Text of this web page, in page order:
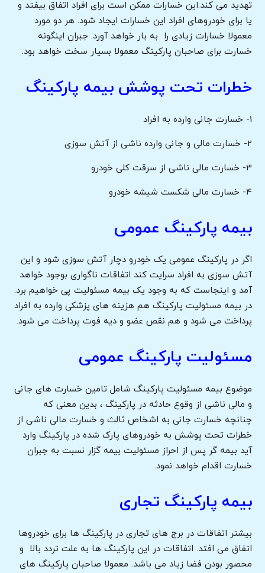
تهدید می کند.این خسارات ممکن است برای افراد اتفاق بیفتد و
یا برای خودروهای افراد این خسارات ایجاد شود. هر دو مورد
معمولا خسارات زیادی را به بار خواهد آورد. جبران اینگونه
خسارت برای صاحبان پارکینگ معمولا بسیار سخت خواهد بود.
خطرات تحت پوشش بیمه پارکینگ
1- خسارت جانی وارده به افراد
2- خسارت مالی و جانی وارده ناشی از آتش سوزی
3- خسارت مالی ناشی از سرقت کلی خودرو
4- خسارت مالی شکست شیشه خودرو
بیمه پارکینگ عمومی
اگر در پارکینگ عمومی یک خودرو دچار آتش سوزی شود و این
آتش سوزی به افراد سرایت کند اتفاقات ناگواری بوجود خواهد
آمد و اینجاست که به وجود یک بیمه مسئولیت پی خواهیم برد.
در بیمه مسئولیت پارکینگ هم هزینه های پزشکی وارده به افراد
پرداخت می شود و هم نقص عضو و دیه فوت پرداخت می شود.
مسئولیت پارکینگ عمومی
موضوع بیمه مسئولیت پارکینگ شامل تامین خسارت های جانی
و مالی ناشی از وقوع حادثه در پارکینگ ، بدین معنی که
چنانچه خسارت جانی به اشخاص ثالث و خسارت مالی ناشی از
خطرات تحت پوشش به خودروهای پارک شده در پارکینگ وارد
آید بیمه گر پس از احراز مسئولیت بیمه گزار نسبت به جبران
خسارت اقدام خواهد نمود.
بیمه پارکینگ تجاری
بیشتر اتفاقات در برج های تجاری در پارکینگ ها برای خودروها
اتفاق می افتد. اتفاقات در این پارکینگ ها به علت تردد بالا و
محصور بودن فضا زیاد می باشد. معمولا صاحبان پارکینگ های